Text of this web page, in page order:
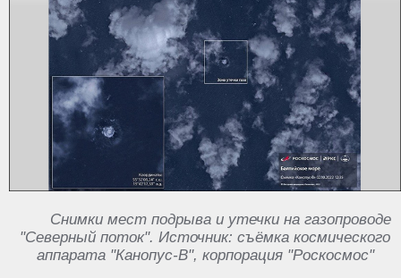
Снимки мест подрыва и утечки на газопроводе
"Северный поток". Источник: съёмка космического
аппарата "Канопус-В", корпорация "Роскосмос"